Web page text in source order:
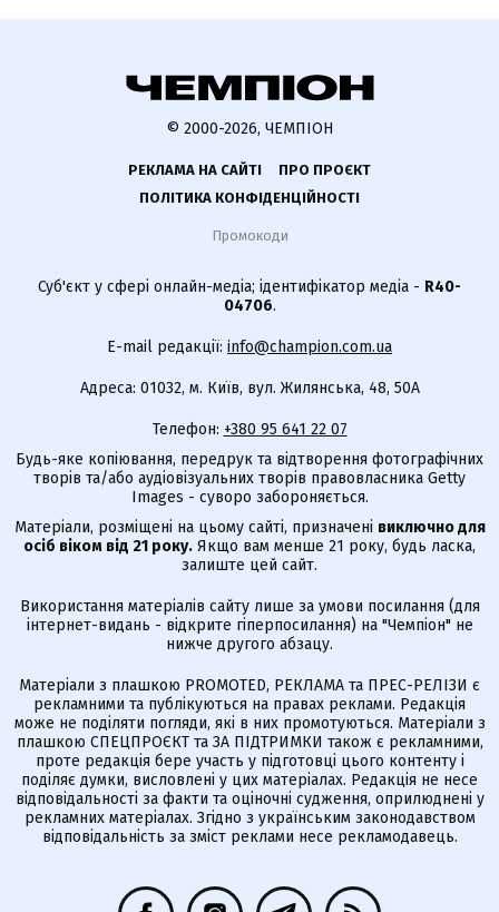
© 2000-2026, ЧЕМПІОН
РЕКЛАМА НА САЙТІ
ПРО ПРОЄКТ
ПОЛІТИКА КОНФІДЕНЦІЙНОСТІ
Промокоди
Суб'єкт у сфері онлайн-медіа; ідентифікатор медіа - R40-
04706.
E-mail редакції: info@champion.com.ua
Адреса: 01032, м. Київ, вул. Жилянська, 48, 50А
Телефон: +380 95 641 22 07
Будь-яке копіювання, передрук та відтворення фотографічних
творів та/або аудіовізуальних творів правовласника Getty
Images - суворо забороняється.
Матеріали, розміщені на цьому сайті, призначені виключно для
осіб віком від 21 року. Якщо вам менше 21 року, будь ласка,
залиште цей сайт.
Використання матеріалів сайту лише за умови посилання (для
інтернет-видань - відкрите гіперпосилання) на "Чемпіон" не
нижче другого абзацу.
Матеріали з плашкою PROMOTED, РЕКЛАМА та ПРЕС-РЕЛІЗИ є
рекламними та публікуються на правах реклами. Редакція
може не поділяти погляди, які в них промотуються. Матеріали з
плашкою СПЕЦПРОЄКТ та ЗА ПІДТРИМКИ також є рекламними,
проте редакція бере участь у підготовці цього контенту і
поділяє думки, висловлені у цих матеріалах. Редакція не несе
відповідальності за факти та оціночні судження, оприлюднені у
рекламних матеріалах. Згідно з українським законодавством
відповідальність за зміст реклами несе рекламодавець.